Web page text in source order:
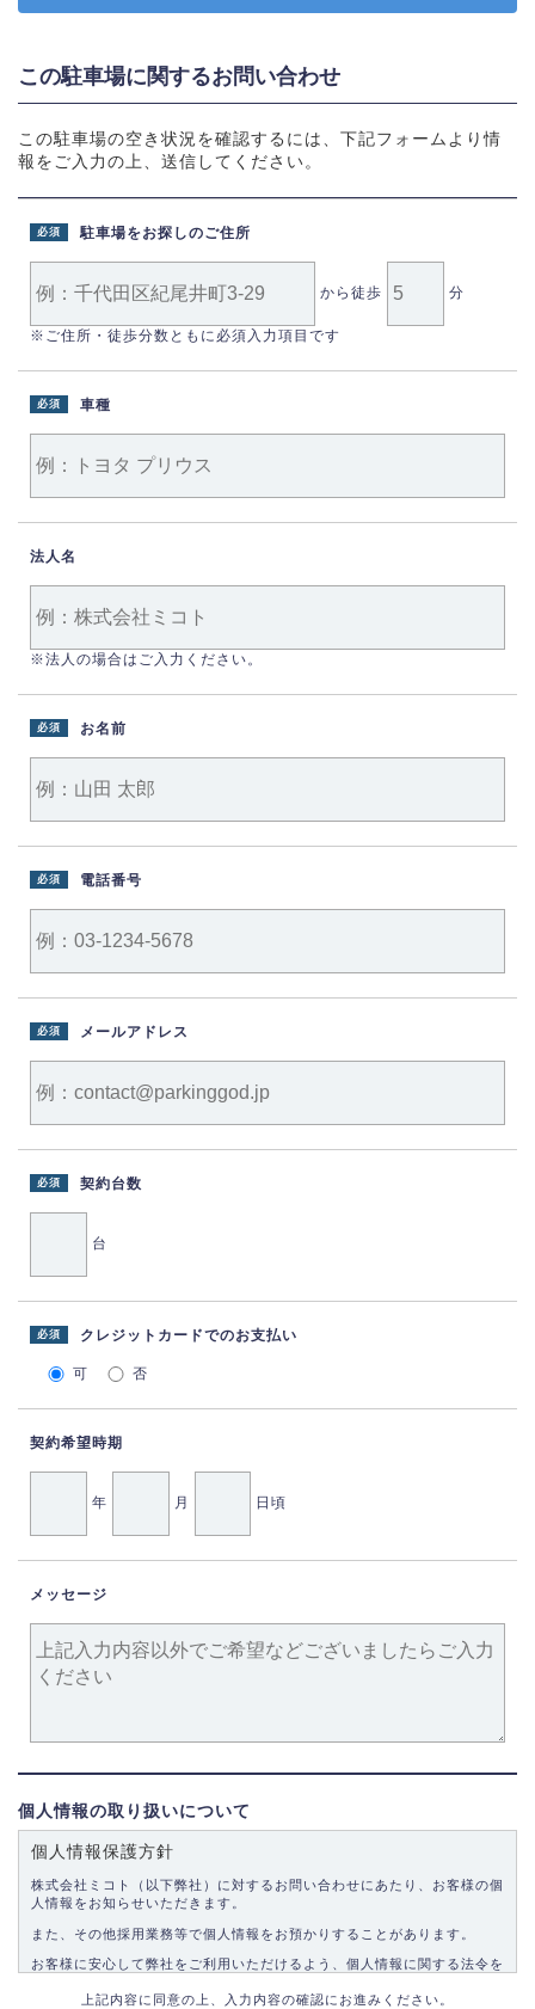
この駐車場に関するお問い合わせ
この駐車場の空き状況を確認するには、下記フォームより情
報をご入力の上、送信してください。
駐車場をお探しのご住所
必須
から徒歩 分
※ご住所・徒歩分数ともに必須入力項目です
車種
必須
法人名
※法人の場合はご入力ください。
お名前
必須
電話番号
必須
メールアドレス
必須
契約台数
必須
台
クレジットカードでのお支払い
必須
可 否
契約希望時期
年 月 日頃
メッセージ
個人情報の取り扱いについて
個人情報保護方針
株式会社ミコト（以下弊社）に対するお問い合わせにあたり、お客様の個
人情報をお知らせいただきます。
また、その他採用業務等で個人情報をお預かりすることがあります。
お客様に安心して弊社をご利用いただけるよう、個人情報に関する法令を
上記内容に同意の上、入力内容の確認にお進みください。